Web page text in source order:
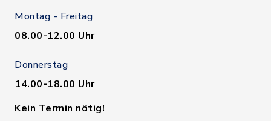
Montag - Freitag
08.00-12.00 Uhr
Donnerstag
14.00-18.00 Uhr
Kein Termin nötig!